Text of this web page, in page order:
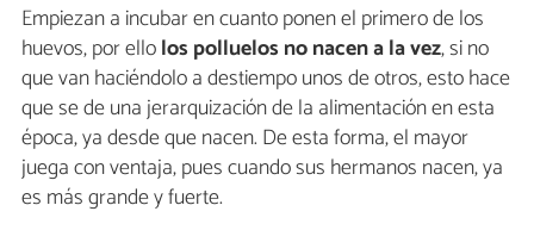
Empiezan a incubar en cuanto ponen el primero de los
huevos, por ellolos polluelos no nacen a la vez, si no
que van haciéndolo a destiempo unos de otros, esto hace
que se de una jerarquización de la alimentación en esta
época, ya desde que nacen. De esta forma, el mayor
juega con ventaja, pues cuando sus hermanos nacen, ya
es más grande y fuerte.